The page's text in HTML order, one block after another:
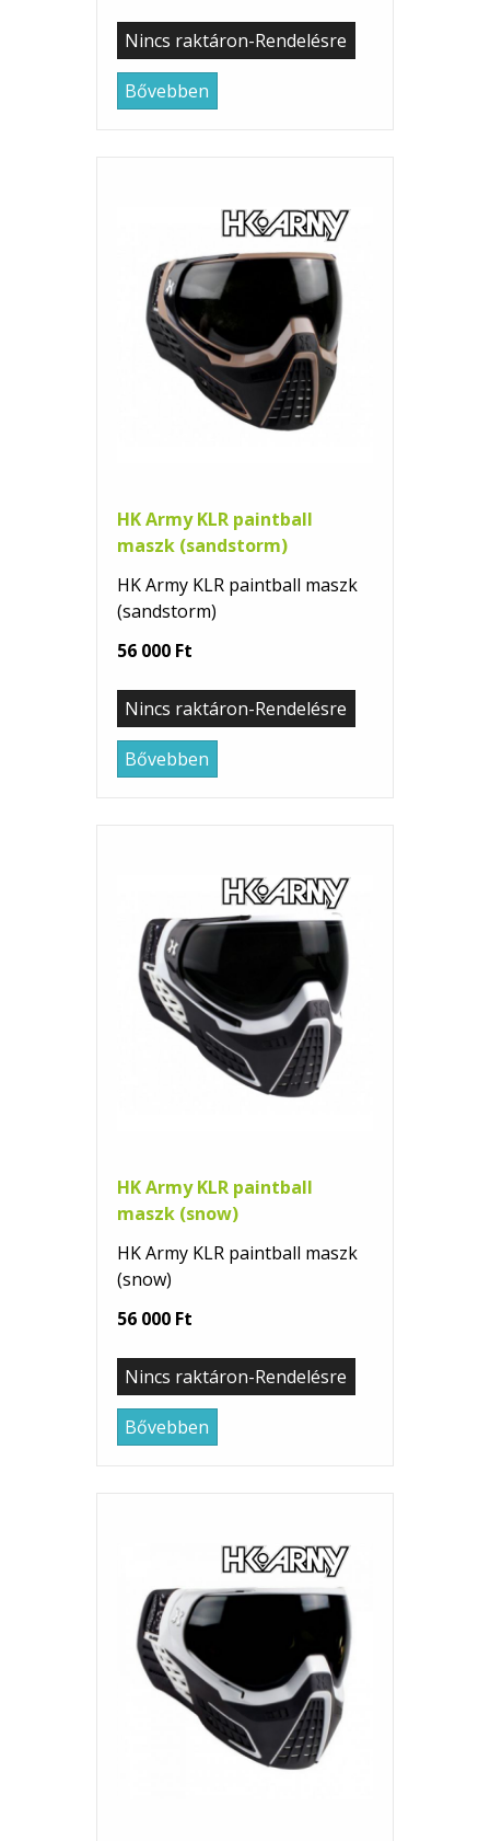
Nincs raktáron-Rendelésre
Bővebben
HK Army KLR paintball
maszk (sandstorm)
HK Army KLR paintball maszk
(sandstorm)
56 000 Ft
Nincs raktáron-Rendelésre
Bővebben
HK Army KLR paintball
maszk (snow)
HK Army KLR paintball maszk
(snow)
56 000 Ft
Nincs raktáron-Rendelésre
Bővebben